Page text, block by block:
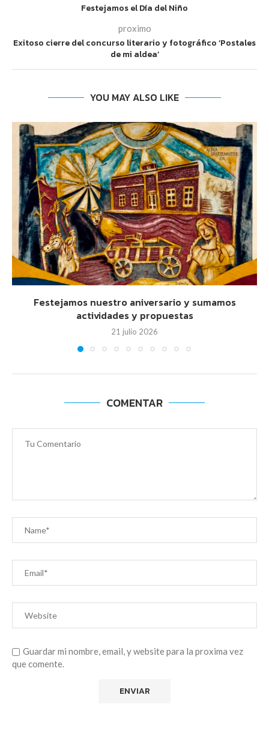
Festejamos el Día del Niño
proximo
Exitoso cierre del concurso literario y fotográfico ‘Postales
de mi aldea’
YOU MAY ALSO LIKE
Festejamos nuestro aniversario y sumamos
actividades y propuestas
21 julio 2026
COMENTAR
Guardar mi nombre, email, y website para la proxima vez
que comente.